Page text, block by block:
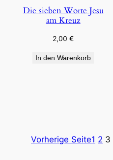
Die sieben Worte Jesu
am Kreuz
2,00€
In den Warenkorb
Vorherige Seite1 2 3